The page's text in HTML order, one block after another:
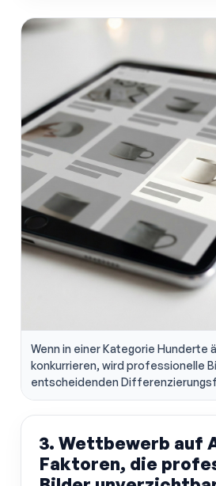
Wenn in einer Kategorie Hunderte
konkurrieren, wird professionelle
entscheidenden
3. Wettbewerb auf
Faktoren, die